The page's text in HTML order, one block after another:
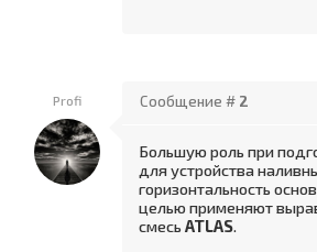
Profi Сообщение # 2
Большую роль при
для устрой­ства
горизонтальность
целью применяют
смесь ATLAS.